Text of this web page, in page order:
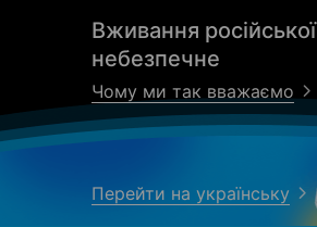
Вживання російської
небезпечне
Чому ми так вважаємо
Перейти на українську